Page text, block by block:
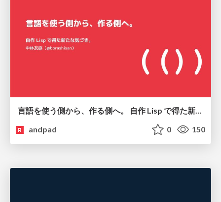
言語を使う側から、作る側へ。 自作 Lisp で得た新たな気づき。
andpad
0 150